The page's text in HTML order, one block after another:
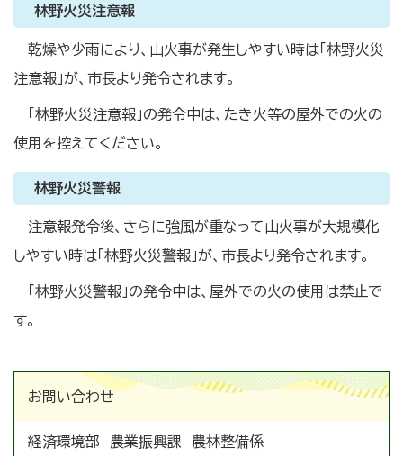
林野火災注意報
乾燥や少雨により、山火事が発生しやすい時は「林野火災
注意報」が、市長より発令されます。
「林野火災注意報」の発令中は、たき火等の屋外での火の
使用を控えてください。
林野火災警報
注意報発令後、さらに強風が重なって山火事が大規模化
しやすい時は「林野火災警報」が、市長より発令されます。
「林野火災警報」の発令中は、屋外での火の使用は禁止で
す。
お問い合わせ
経済環境部 農業振興課 農林整備係